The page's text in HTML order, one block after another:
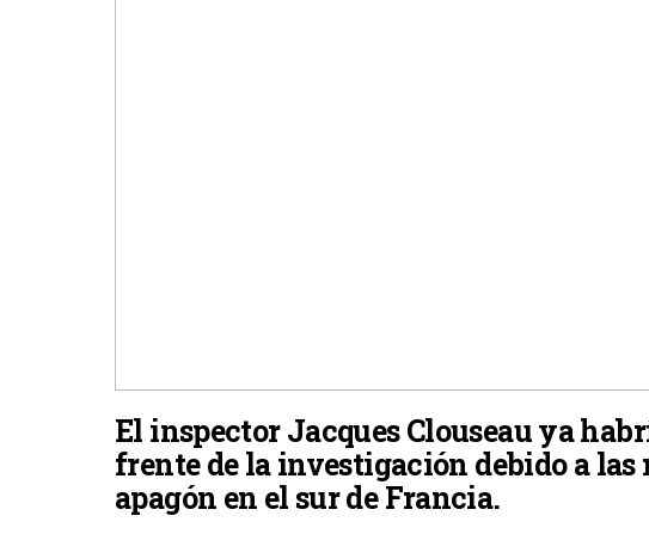
El inspector Jacques Clouseau ya
frente de la investigación debido a las
apagón en el sur de Francia.